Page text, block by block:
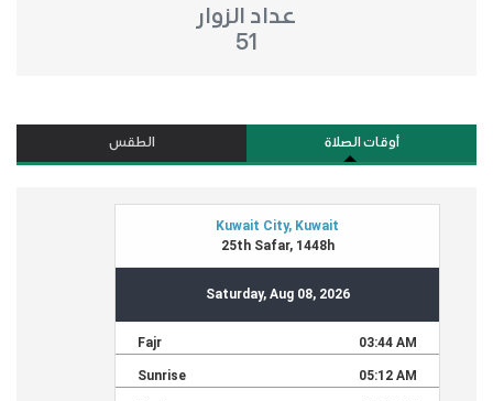
عداد الزوار
51
أوقات الصلاة الطقس